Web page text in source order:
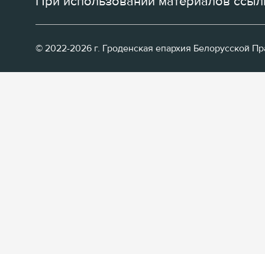
© 2022-2026 г. Гроденская епархия Белорусской